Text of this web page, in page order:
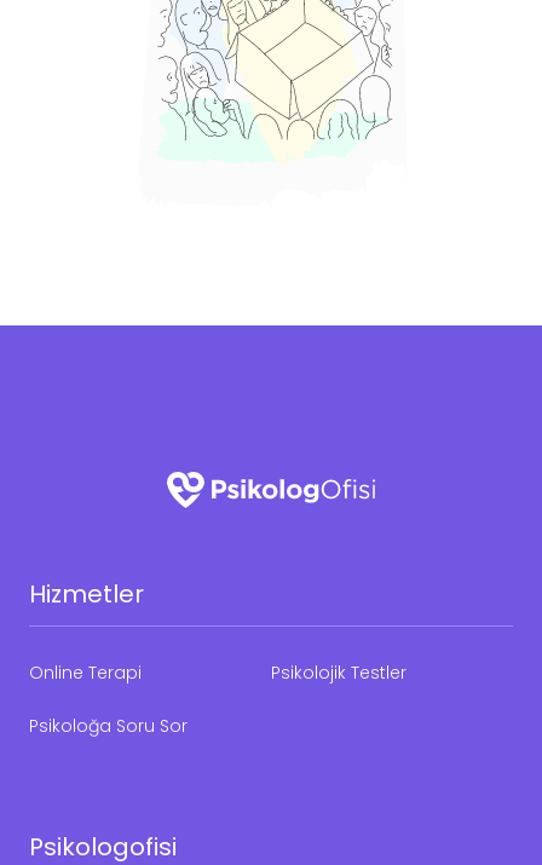
Hizmetler
Online Terapi Psikolojik Testler
Psikoloğa Soru Sor
Psikologofisi